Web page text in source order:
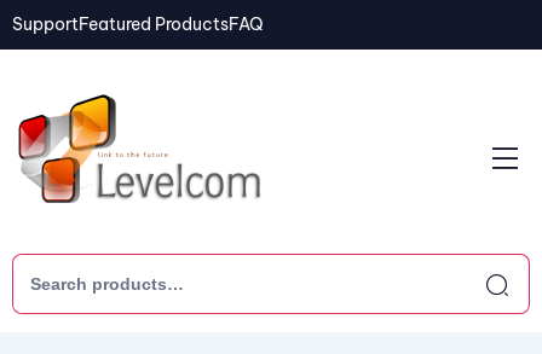
SupportFeatured ProductsFAQ